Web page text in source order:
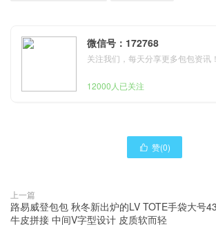
微信号：172768
关注我们，每天分享更多包包资讯！
12000人已关注
 赞(0)
上一篇
路易威登包包 秋冬新出炉的LV TOTE手袋大号
牛皮拼接 中间V字型设计 皮质软而轻